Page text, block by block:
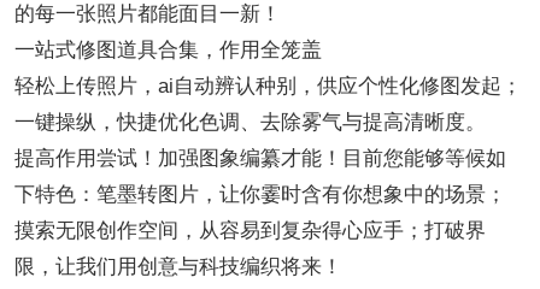
的每一张照片都能面目一新！
一站式修图道具合集，作用全笼盖
轻松上传照片，ai自动辨认种别，供应个性化修图发起；
一键操纵，快捷优化色调、去除雾气与提高清晰度。
提高作用尝试！加强图象编纂才能！目前您能够等候如
下特色：笔墨转图片，让你霎时含有你想象中的场景；
摸索无限创作空间，从容易到复杂得心应手；打破界
限，让我们用创意与科技编织将来！